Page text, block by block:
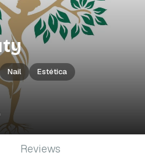
Nail Estética
Reviews